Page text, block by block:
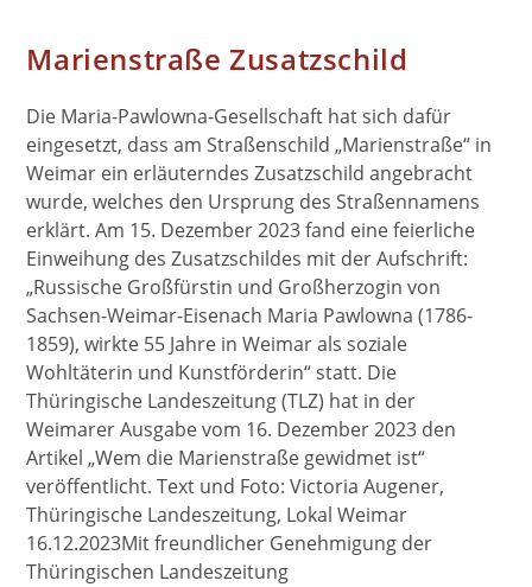
Marienstraße Zusatzschild
Die Maria-Pawlowna-Gesellschaft hat sich dafür
eingesetzt, dass am Straßenschild „Marienstraße“ in
Weimar ein erläuterndes Zusatzschild angebracht
wurde, welches den Ursprung des Straßennamens
erklärt. Am 15. Dezember 2023 fand eine feierliche
Einweihung des Zusatzschildes mit der Aufschrift:
„Russische Großfürstin und Großherzogin von
Sachsen-Weimar-Eisenach Maria Pawlowna (1786-
1859), wirkte 55 Jahre in Weimar als soziale
Wohltäterin und Kunstförderin“ statt. Die
Thüringische Landeszeitung (TLZ) hat in der
Weimarer Ausgabe vom 16. Dezember 2023 den
Artikel „Wem die Marienstraße gewidmet ist“
veröffentlicht. Text und Foto: Victoria Augener,
Thüringische Landeszeitung, Lokal Weimar
16.12.2023Mit freundlicher Genehmigung der
Thüringischen Landeszeitung